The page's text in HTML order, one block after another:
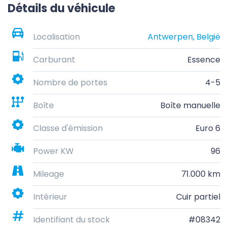
Détails du véhicule
Localisation
Antwerpen, België
Carburant
Essence
Nombre de portes
4-5
Boîte
Boîte manuelle
Classe d'émission
Euro 6
Power KW
96
Mileage
71.000 km
Intérieur
Cuir partiel
Identifiant du stock
#08342